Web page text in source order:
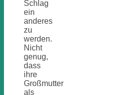
Schlag
ein
anderes
zu
werden.
Nicht
genug,
dass
ihre
Großmutter
als